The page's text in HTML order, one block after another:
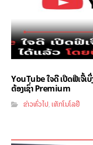
YouTube ໃຈດີ ເປີດຟີເຈີ້
ຕ້ອງເຊົ່າ Premium
ຂ່າວທົ່ວໄປ,ເທັກໂນໂລຢີ